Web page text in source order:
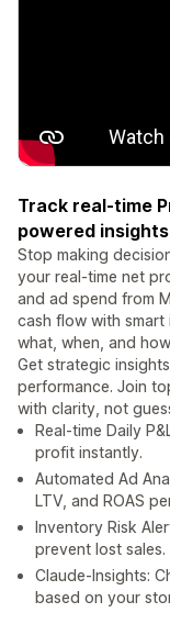
Track real-time
powered
Stop making
your real-time net
and ad spend from
cash flow with
what, when, and
Get strategic
performance. Join
with clarity, not
Real-time Daily
profit instantly.
Automated Ad
LTV, and ROAS
Inventory Risk
prevent lost sales.
Claude-Insights:
based on your